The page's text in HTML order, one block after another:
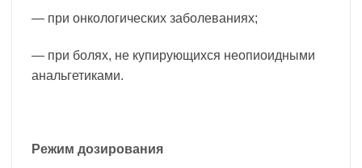
— при онкологических заболеваниях;
— при болях, не купирующихся неопиоидными
анальгетиками.
Режим дозирования